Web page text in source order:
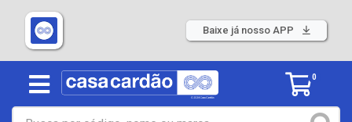
Baixe já nosso APP
0